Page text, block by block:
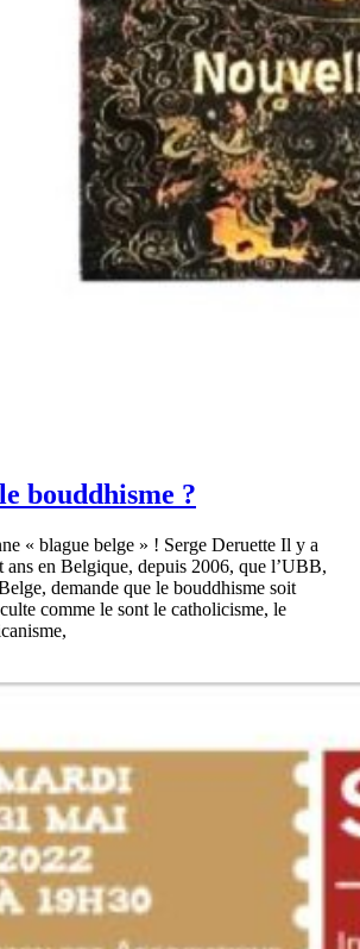
bouddhisme ?
« blague belge » ! Serge Deruette Il y a
ans en Belgique, depuis 2006, que l’UBB,
demande que le bouddhisme soit
comme le sont le catholicisme, le